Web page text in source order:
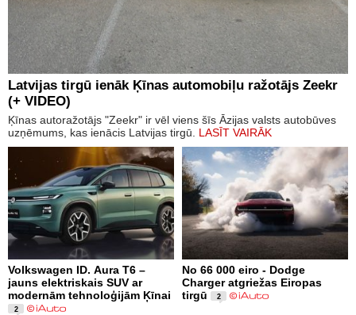
Latvijas tirgū ienāk Ķīnas automobiļu ražotājs Zeekr
(+ VIDEO)
Ķīnas autoražotājs "Zeekr" ir vēl viens šīs Āzijas valsts autobūves
uzņēmums, kas ienācis Latvijas tirgū. LASĪT VAIRĀK
Volkswagen ID. Aura T6 –
jauns elektriskais SUV ar
modernām tehnoloģijām Ķīnai
2
No 66 000 eiro - Dodge
Charger atgriežas Eiropas
tirgū
2